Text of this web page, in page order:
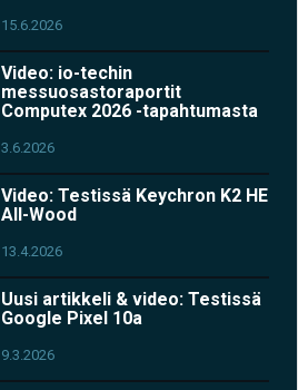
15.6.2026
Video: io-techin
messuosastoraportit
Computex 2026 -tapahtumasta
3.6.2026
Video: Testissä Keychron K2 HE
All-Wood
13.4.2026
Uusi artikkeli & video: Testissä
Google Pixel 10a
9.3.2026